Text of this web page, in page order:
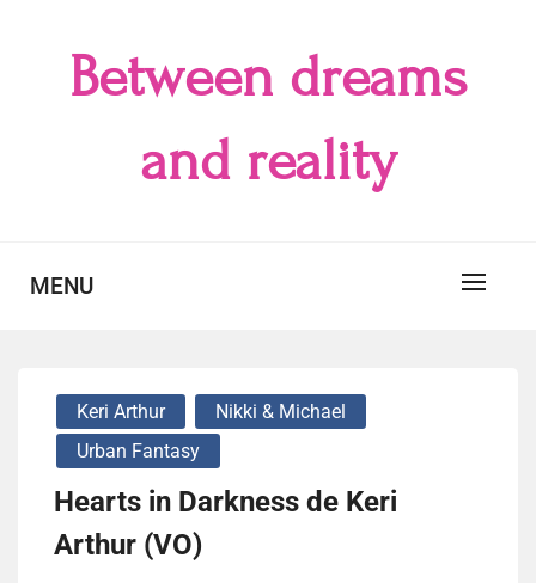
Between dreams
and reality
MENU
Keri Arthur
Nikki & Michael
Urban Fantasy
Hearts in Darkness de Keri
Arthur (VO)